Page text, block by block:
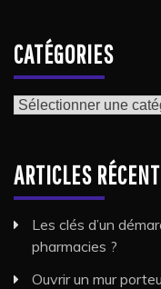
CATÉGORIES
Catégories
ARTICLES
Les clés d’un
pharmacies ?
Ouvrir un mur